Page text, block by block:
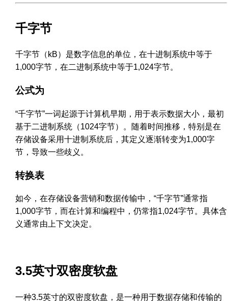
千字节
千字节（kB）是数字信息的单位，在十进制系统中等于
1,000字节，在二进制系统中等于1,024字节。
公式为
“千字节”一词起源于计算机早期，用于表示数据大小，最初
基于二进制系统（1024字节）。随着时间推移，特别是在
存储设备采用十进制系统后，其定义逐渐转变为1,000字
节，导致一些歧义。
转换表
如今，在存储设备营销和数据传输中，“千字节”通常指
1,000字节，而在计算和编程中，仍常指1,024字节。具体含
义通常由上下文决定。
3.5英寸双密度软盘
一种3.5英寸的双密度软盘，是一种用于数据存储和传输的